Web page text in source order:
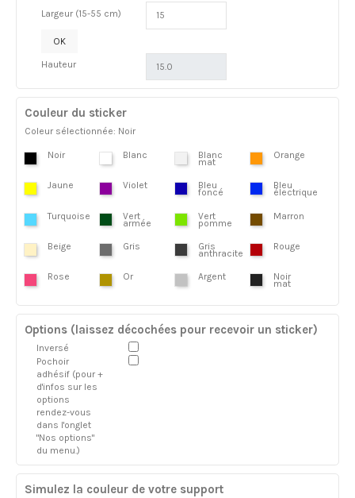
Largeur (15-55 cm)
OK
Hauteur
Couleur du sticker
Coleur sélectionnée: Noir
Noir Blanc Blanc
mat
Orange
Jaune Violet Bleu
foncé
Bleu
électrique
Turquoise Vert
armée
Vert
pomme
Marron
Beige Gris Gris
anthracite
Rouge
Rose Or Argent Noir
mat
Options (laissez décochées pour recevoir un sticker)
Inversé
Pochoir
adhésif (pour +
d'infos sur les
options
rendez-vous
dans l'onglet
"Nos options"
du menu.)
Simulez la couleur de votre support